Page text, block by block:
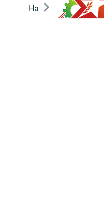
Нацпроекты